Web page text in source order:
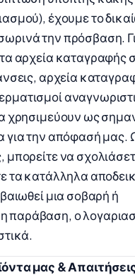
έχουμε το
την πρόσβαση.
αρχεία καταγραφής
αρχεία
χρησιμεύουν ως
για την απόφασή μας.
να
τα κατάλληλα
μια σοβαρή ή
παράβαση, ο
μας &